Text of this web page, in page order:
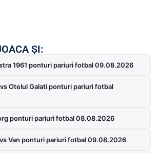
ȘI:
1961 ponturi pariuri fotbal 09.08.2026
Otelul Galati ponturi pariuri fotbal
ponturi pariuri fotbal 08.08.2026
Van ponturi pariuri fotbal 09.08.2026